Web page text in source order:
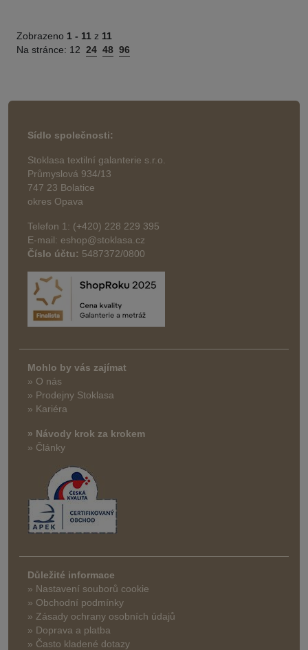
Zobrazeno 1 - 11 z 11
Na stránce: 12 24 48 96
Sídlo společnosti:
Stoklasa textilní galanterie s.r.o.
Průmyslová 934/13
747 23 Bolatice
okres Opava
Telefon 1: (+420) 228 229 395
E-mail: eshop@stoklasa.cz
Číslo účtu: 5487372/0800
Mohlo by vás zajímat
» O nás
» Prodejny Stoklasa
» Kariéra
» Návody krok za krokem
» Články
Důležité informace
» Nastavení souborů cookie
» Obchodní podmínky
» Zásady ochrany osobních údajů
» Doprava a platba
» Často kladené dotazy